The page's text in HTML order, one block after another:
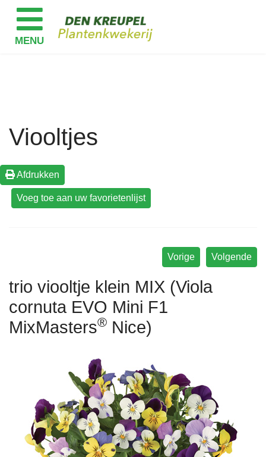
Viooltjes
Afdrukken
Volgende
Vorige
trio viooltje klein MIX (Viola
cornuta EVO Mini F1
MixMasters® Nice)